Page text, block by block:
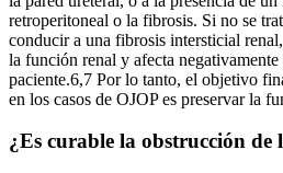
retroperitoneal o la fibrosis. Si no se
conducir a una fibrosis intersticial
la función renal y afecta
paciente.6,7 Por lo tanto, el objetivo
en los casos de OJOP es preservar la
¿Es curable la obstrucción de